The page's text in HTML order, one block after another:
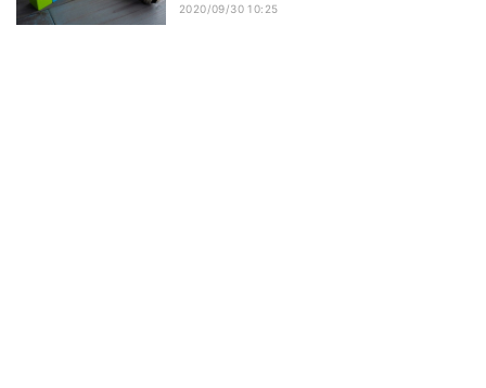
2020/09/30 10:25